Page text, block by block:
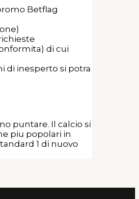
Betflag
di cui
di inesperto si potra
puntare. Il calcio si
piu popolari in
1 di nuovo